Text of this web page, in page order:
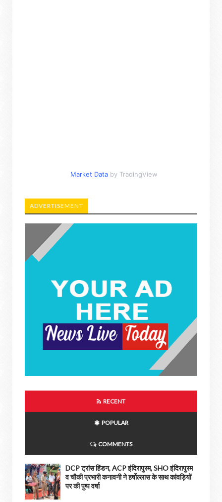
Market Data by TradingView
ADVERTISEMENT
RECENT
POPULAR
COMMENTS
DCP ट्रांस हिंडन, ACP इंदिरापुरम, SHO इंदिरापुरम
व चौकी प्रभारी कनावनी ने हर्षोल्लास के साथ कांवड़ियों
पर की पुष्प वर्षा